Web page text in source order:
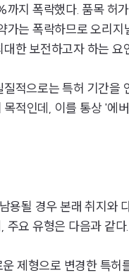
지 폭락했다. 품목 허
는 폭락하므로 오리
한 보전하고자 하는 요
적으로는 특허 기간을
목적인데, 이를 통상 '
될 경우 본래 취지와
주요 유형은 다음과 같다.
제형으로 변경한 특허